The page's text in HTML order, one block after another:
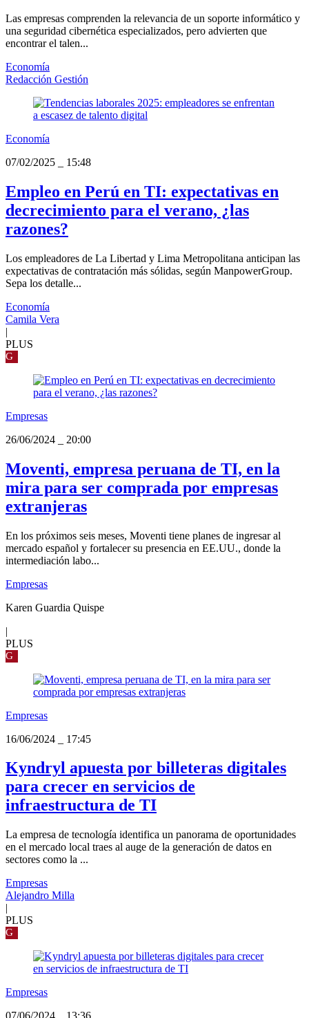
Las empresas comprenden la relevancia de un soporte informático y
una seguridad cibernética especializados, pero advierten que
encontrar el talen...
Economía
Redacción Gestión
Economía
07/02/2025
15:48
Empleo en Perú en TI: expectativas en
decrecimiento para el verano, ¿las
razones?
Los empleadores de La Libertad y Lima Metropolitana anticipan las
expectativas de contratación más sólidas, según ManpowerGroup.
Sepa los detalle...
Economía
Camila Vera
|
PLUS
G
Empresas
26/06/2024
20:00
Moventi, empresa peruana de TI, en la
mira para ser comprada por empresas
extranjeras
En los próximos seis meses, Moventi tiene planes de ingresar al
mercado español y fortalecer su presencia en EE.UU., donde la
intermediación labo...
Empresas
Karen Guardia Quispe
|
PLUS
G
Empresas
16/06/2024
17:45
Kyndryl apuesta por billeteras digitales
para crecer en servicios de
infraestructura de TI
La empresa de tecnología identifica un panorama de oportunidades
en el mercado local traes al auge de la generación de datos en
sectores como la ...
Empresas
Alejandro Milla
|
PLUS
G
Empresas